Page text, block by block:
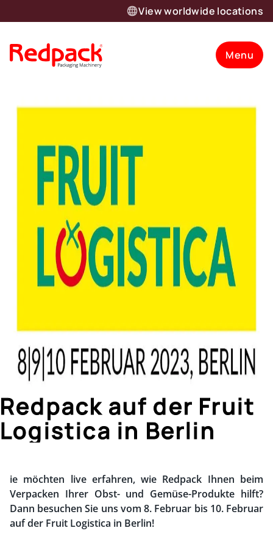
View worldwide locations
Menu
Redpack auf der Fruit
Logistica in Berlin
ie möchten live erfahren, wie Redpack Ihnen beim
Verpacken Ihrer Obst- und Gemüse-Produkte hilft?
Dann besuchen Sie uns vom 8. Februar bis 10. Februar
auf der Fruit Logistica in Berlin!